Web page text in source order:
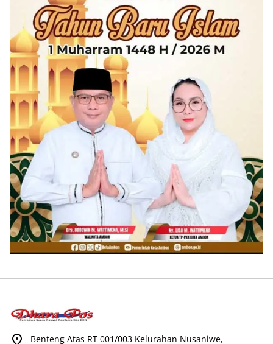
Benteng Atas RT 001/003 Kelurahan Nusaniwe,